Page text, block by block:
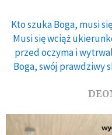
Kto szuka Boga, musi
Musi się wciąż
przed oczyma i
Boga, swój prawdziwy